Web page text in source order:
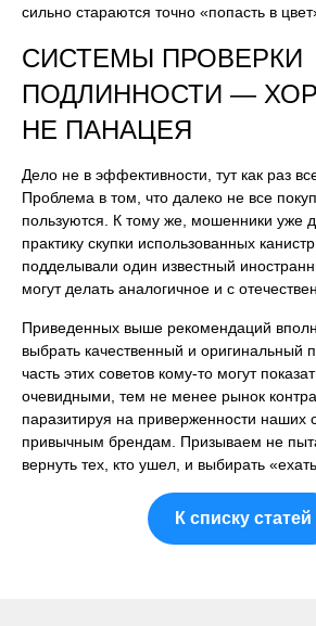
сильно стараются точно «попасть в
СИСТЕМЫ ПРОВЕРКИ
ПОДЛИННОСТИ —
НЕ ПАНАЦЕЯ
Дело не в эффективности, тут как раз
Проблема в том, что далеко не все
пользуются. К тому же, мошенники уже
практику скупки использованных
подделывали один известный
могут делать аналогичное и с
Приведенных выше рекомендаций
выбрать качественный и оригинальный
часть этих советов кому-то могут
очевидными, тем не менее рынок
паразитируя на приверженности наших
привычным брендам. Призываем не
вернуть тех, кто ушел, и выбирать
К списку статей